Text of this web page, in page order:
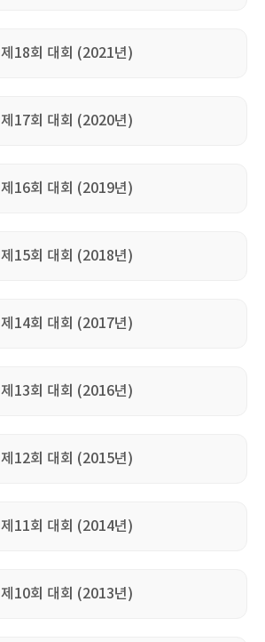
제18회 대회 (2021년)
제17회 대회 (2020년)
제16회 대회 (2019년)
제15회 대회 (2018년)
제14회 대회 (2017년)
제13회 대회 (2016년)
제12회 대회 (2015년)
제11회 대회 (2014년)
제10회 대회 (2013년)